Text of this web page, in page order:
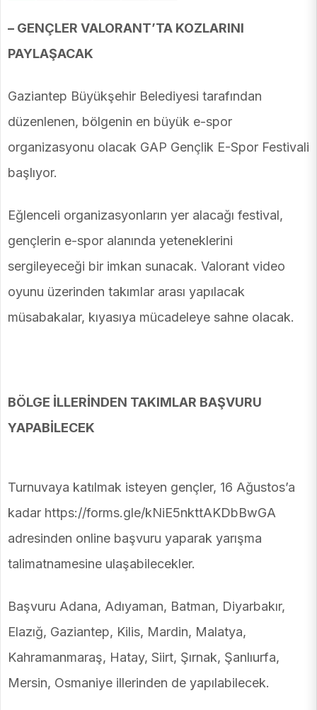
– GENÇLER VALORANT’TA KOZLARINI
PAYLAŞACAK
Gaziantep Büyükşehir Belediyesi tarafından
düzenlenen, bölgenin en büyük e-spor
organizasyonu olacak GAP Gençlik E-Spor Festivali
başlıyor.
Eğlenceli organizasyonların yer alacağı festival,
gençlerin e-spor alanında yeteneklerini
sergileyeceği bir imkan sunacak. Valorant video
oyunu üzerinden takımlar arası yapılacak
müsabakalar, kıyasıya mücadeleye sahne olacak.
BÖLGE İLLERİNDEN TAKIMLAR BAŞVURU
YAPABİLECEK
Turnuvaya katılmak isteyen gençler, 16 Ağustos’a
kadar https://forms.gle/kNiE5nkttAKDbBwGA
adresinden online başvuru yaparak yarışma
talimatnamesine ulaşabilecekler.
Başvuru Adana, Adıyaman, Batman, Diyarbakır,
Elazığ, Gaziantep, Kilis, Mardin, Malatya,
Kahramanmaraş, Hatay, Siirt, Şırnak, Şanlıurfa,
Mersin, Osmaniye illerinden de yapılabilecek.